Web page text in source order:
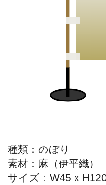
種類：のぼり
素材：麻（伊平織）
サイズ：W45 x